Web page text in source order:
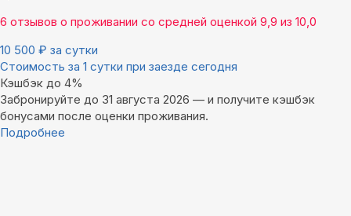
6 отзывов о проживании со средней оценкой 9,9 из 10,0
10 500 ₽ за сутки
Стоимость за 1 сутки при заезде сегодня
Кэшбэк до 4%
Забронируйте до 31 августа 2026 — и получите кэшбэк
бонусами после оценки проживания.
Подробнее